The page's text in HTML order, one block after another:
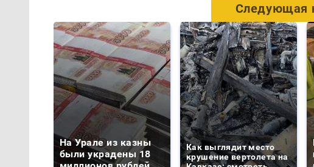
Следующая
На Урале из казны
были украдены 18
Как выглядит место
крушение вертолета на